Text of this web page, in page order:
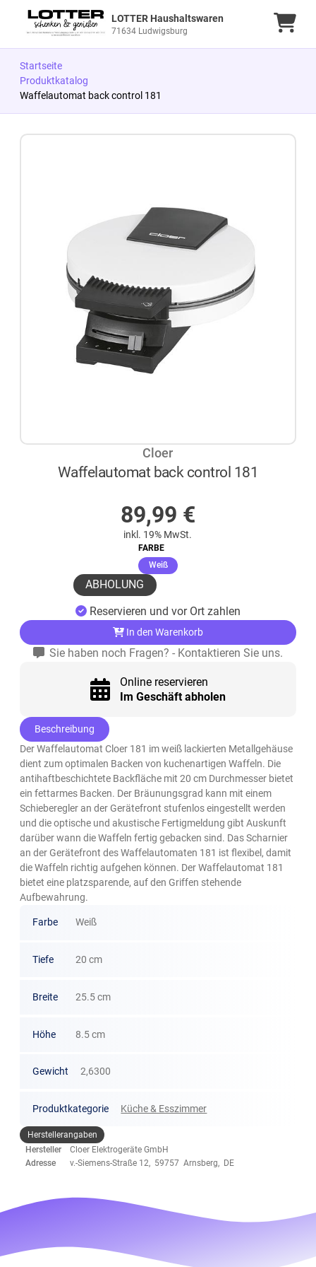
LOTTER Haushaltswaren
71634 Ludwigsburg
Startseite
Produktkatalog
Waffelautomat back control 181
Cloer
Waffelautomat back control 181
89,99 €
inkl. 19% MwSt.
FARBE
Weiß(ausgewählt)
ABHOLUNG
Reservieren und vor Ort zahlen
In den Warenkorb
Sie haben noch Fragen? - Kontaktieren Sie uns.
Online reservieren
Im Geschäft abholen
Beschreibung
Der Waffelautomat Cloer 181 im weiß lackierten Metallgehäuse
dient zum optimalen Backen von kuchenartigen Waffeln. Die
antihaftbeschichtete Backfläche mit 20 cm Durchmesser bietet
ein fettarmes Backen. Der Bräunungsgrad kann mit einem
Schieberegler an der Gerätefront stufenlos eingestellt werden
und die optische und akustische Fertigmeldung gibt Auskunft
darüber wann die Waffeln fertig gebacken sind. Das Scharnier
an der Gerätefront des Waffelautomaten 181 ist flexibel, damit
die Waffeln richtig aufgehen können. Der Waffelautomat 181
bietet eine platzsparende, auf den Griffen stehende
Aufbewahrung.
Farbe Weiß
Tiefe 20 cm
Breite 25.5 cm
Höhe 8.5 cm
Gewicht 2,6300
Produktkategorie Küche & Esszimmer
Herstellerangaben
Hersteller
Cloer Elektrogeräte GmbH
Adresse
v.-Siemens-Straße 12, 59757 Arnsberg, DE